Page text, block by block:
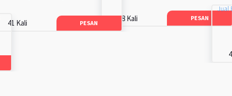
48 Kali PESAN
41 Kali PESAN
Jual